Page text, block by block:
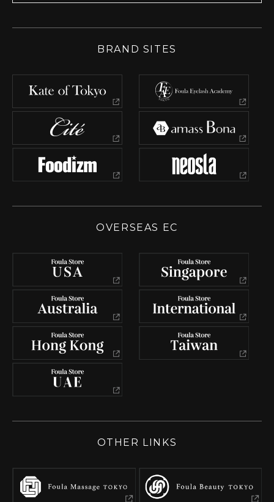
BRAND SITES
OVERSEAS EC
OTHER LINKS